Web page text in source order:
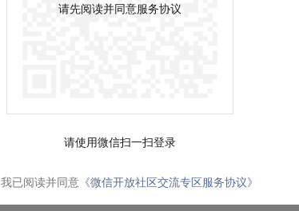
请先阅读并同意服务协议
请使用微信扫一扫登录
我已阅读并同意 《微信开放社区交流专区服务协议》